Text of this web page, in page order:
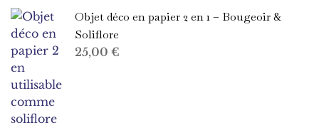
Objet déco en papier 2 en 1 – Bougeoir &
Soliflore
25,00 €